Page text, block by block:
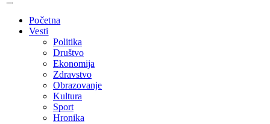
Početna
Vesti
Politika
Društvo
Ekonomija
Zdravstvo
Obrazovanje
Kultura
Sport
Hronika